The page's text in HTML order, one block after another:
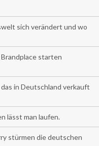
sich verändert und wo
starten
in Deutschland verkauft
lässt man laufen.
stürmen die deutschen